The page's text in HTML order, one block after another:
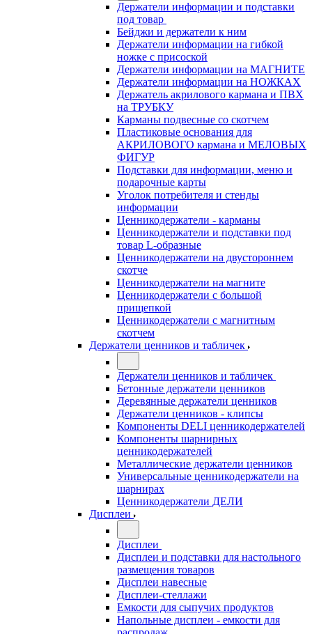
Держатели информации и подставки
под товар
Бейджи и держатели к ним
Держатели информации на гибкой
ножке с присоской
Держатели информации на МАГНИТЕ
Держатели информации на НОЖКАХ
Держатель акрилового кармана и ПВХ
на ТРУБКУ
Карманы подвесные со скотчем
Пластиковые основания для
АКРИЛОВОГО кармана и МЕЛОВЫХ
ФИГУР
Подставки для информации, меню и
подарочные карты
Уголок потребителя и стенды
информации
Ценникодержатели - карманы
Ценникодержатели и подставки под
товар L-образные
Ценникодержатели на двустороннем
скотче
Ценникодержатели на магните
Ценникодержатели с большой
прищепкой
Ценникодержатели с магнитным
скотчем
Держатели ценников и табличек
Держатели ценников и табличек
Бетонные держатели ценников
Деревянные держатели ценников
Держатели ценников - клипсы
Компоненты DELI ценникодержателей
Компоненты шарнирных
ценникодержателей
Металлические держатели ценников
Универсальные ценникодержатели на
шарнирах
Ценникодержатели ДЕЛИ
Дисплеи
Дисплеи
Дисплеи и подставки для настольного
размещения товаров
Дисплеи навесные
Дисплеи-стеллажи
Емкости для сыпучих продуктов
Напольные дисплеи - емкости для